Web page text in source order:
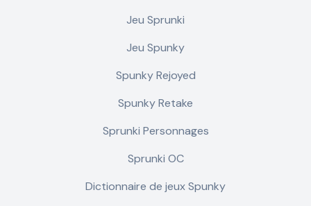
Jeu Sprunki
Jeu Spunky
Spunky Rejoyed
Spunky Retake
Sprunki Personnages
Sprunki OC
Dictionnaire de jeux Spunky